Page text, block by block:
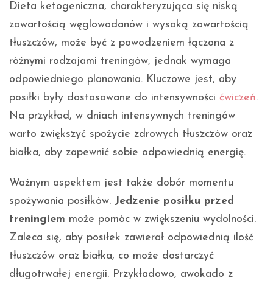
Dieta ketogeniczna, charakteryzująca się niską
zawartością węglowodanów i wysoką zawartością
tłuszczów, może być z powodzeniem łączona z
różnymi rodzajami treningów, jednak wymaga
odpowiedniego planowania. Kluczowe jest, aby
posiłki były dostosowane do intensywności ćwiczeń.
Na przykład, w dniach intensywnych treningów
warto zwiększyć spożycie zdrowych tłuszczów oraz
białka, aby zapewnić sobie odpowiednią energię.
Ważnym aspektem jest także dobór momentu
spożywania posiłków. Jedzenie posiłku przed
treningiem może pomóc w zwiększeniu wydolności.
Zaleca się, aby posiłek zawierał odpowiednią ilość
tłuszczów oraz białka, co może dostarczyć
długotrwałej energii. Przykładowo, awokado z